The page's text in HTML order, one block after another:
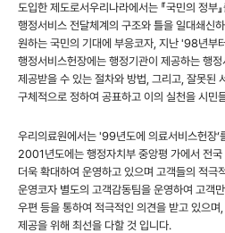
도입한 제도로서우리나라에서는 『국민의 정부
행정서비스 전달체계의 구조와 틀을 일대쇄신하
원하는 국민의 기대에 부응코자, 지난 '98년부
행정서비스헌장에는 행정기관이 제공하는 행
제공받을 수 있는 절차와 방법, 그리고, 잘못된
구체적으로 정하여 공표하고 이의 실천을 시민
우리의료원에서는 '99년도에 의료서비스헌장‘
2001년도에는 행정자치부 중앙평 가에서 전
더욱 확대하여 운영하고 있으며 고객들의 적극
운영코자 별도의 고객감동팀을 운영하여 고객
우편 등을 통하여 적극적인 의견을 받고 있으
제공을 위해 최선을 다할 것 입니다.